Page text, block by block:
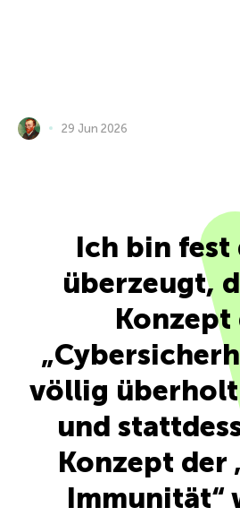
29 Jun 2026
Ich bin fest
überzeugt,
Konzept
völlig
und
Konzept der
Immunität“